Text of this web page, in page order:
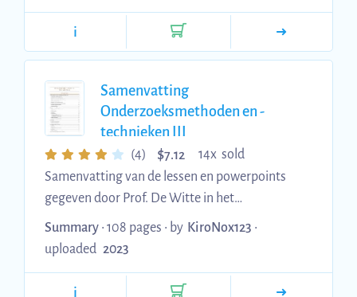
bijhorende antwoorden. Het vak werd in
gegeven door A.H. dus is lichtelijk anders dan
bevatten
i
Samenvatting
Onderzoeksmethoden en -
technieken III
(4) $7.12
14x sold
Samenvatting van de lessen en powerpoints
gegeven door Prof. De Witte in het
academiejaar 2022-2023. *Kan nog schrijf en
typfouten bevatten
Summary • 108 pages • by KiroNox123 •
uploaded 2023
i